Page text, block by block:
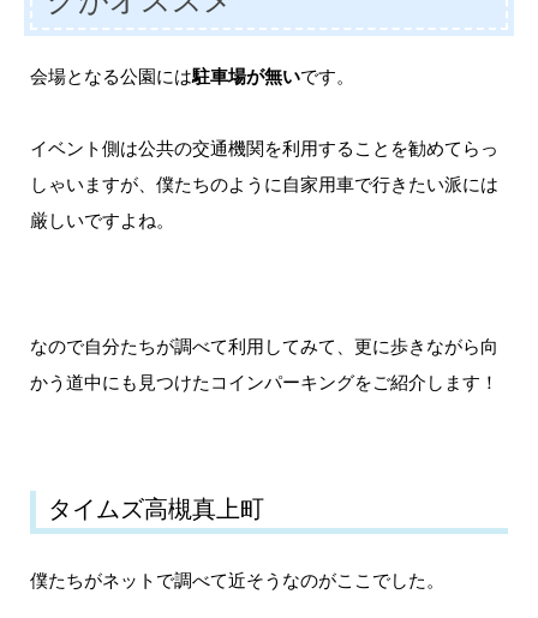
会場となる公園には駐車場が無いです。
イベント側は公共の交通機関を利用することを勧めてらっ
しゃいますが、僕たちのように自家用車で行きたい派には
厳しいですよね。
なので自分たちが調べて利用してみて、更に歩きながら向
かう道中にも見つけたコインパーキングをご紹介します！
タイムズ高槻真上町
僕たちがネットで調べて近そうなのがここでした。